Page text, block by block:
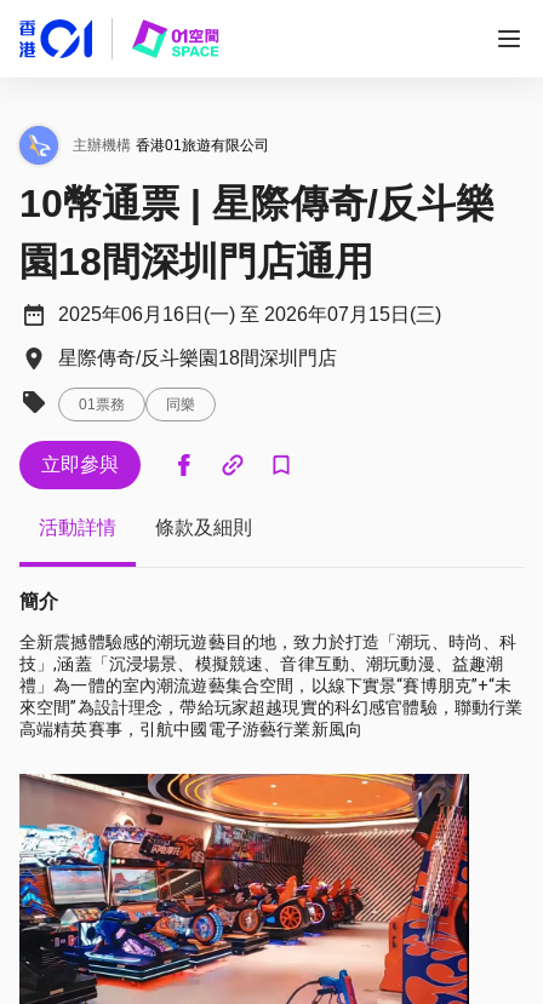
主辦機構 香港01旅遊有限公司
10幣通票 | 星際傳奇/反斗樂
園18間深圳門店通用
2025年06月16日(一) 至 2026年07月15日(三)
星際傳奇/反斗樂園18間深圳門店
01票務 同樂
立即參與
活動詳情 條款及細則
簡介
全新震撼體驗感的潮玩遊藝目的地，致力於打造「潮玩、時尚、科
技」,涵蓋「沉浸場景、模擬競速、音律互動、潮玩動漫、益趣潮
禮」為一體的室內潮流遊藝集合空間，以線下實景“賽博朋克”+“未
來空間”為設計理念，帶給玩家超越現實的科幻感官體驗，聯動行業
高端精英賽事，引航中國電子游藝行業新風向